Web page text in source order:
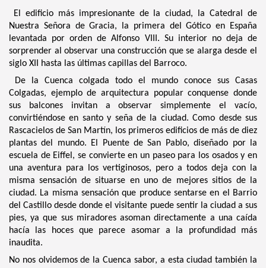
El edificio más impresionante de la ciudad, la Catedral de
Nuestra Señora de Gracia, la primera del Gótico en España
levantada por orden de Alfonso VIII. Su interior no deja de
sorprender al observar una construcción que se alarga desde el
siglo XII hasta las últimas capillas del Barroco.
De la Cuenca colgada todo el mundo conoce sus Casas
Colgadas, ejemplo de arquitectura popular conquense donde
sus balcones invitan a observar simplemente el vacío,
convirtiéndose en santo y seña de la ciudad. Como desde sus
Rascacielos de San Martín, los primeros edificios de más de diez
plantas del mundo. El Puente de San Pablo, diseñado por la
escuela de Eiffel, se convierte en un paseo para los osados y en
una aventura para los vertiginosos, pero a todos deja con la
misma sensación de situarse en uno de mejores sitios de la
ciudad. La misma sensación que produce sentarse en el Barrio
del Castillo desde donde el visitante puede sentir la ciudad a sus
pies, ya que sus miradores asoman directamente a una caída
hacía las hoces que parece asomar a la profundidad más
inaudita.
No nos olvidemos de la Cuenca sabor, a esta ciudad también la